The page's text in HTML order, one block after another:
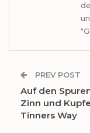
PREV POST
Auf den
Zinn und
Tinners Way